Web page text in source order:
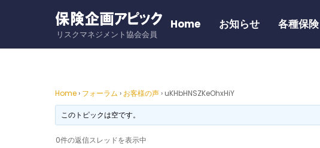
リスクマネジメント協会会員
Home お知らせ 各種保険
Home › フォーラム › お客様の声 › uKHbHNSZKeOhxHiY
このトピックは空です。
0件の返信スレッドを表示中